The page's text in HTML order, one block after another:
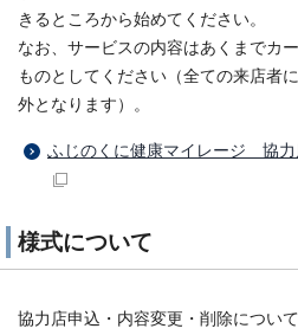
きるところから始めてください。
なお、サービスの内容はあくまでカ
ものとしてください（全ての来店者
外となります）。
ふじのくに健康マイレージ 協力
様式について
協力店申込・内容変更・削除につい